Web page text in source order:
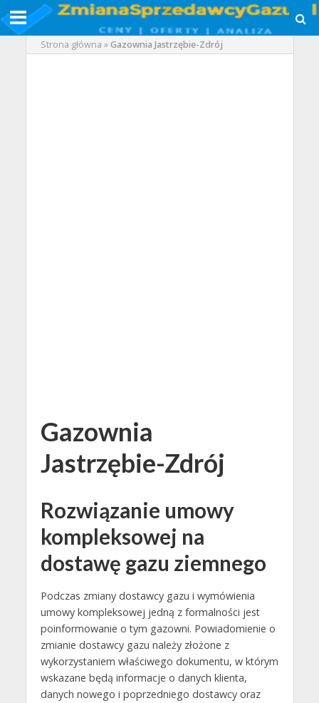
Strona główna »Gazownia Jastrzębie-Zdrój
Gazownia
Jastrzębie-Zdrój
Rozwiązanie umowy
kompleksowej na
dostawę gazu ziemnego
Podczas zmiany dostawcy gazu i wymówienia
umowy kompleksowej jedną z formalności jest
poinformowanie o tym gazowni. Powiadomienie o
zmianie dostawcy gazu należy złożone z
wykorzystaniem właściwego dokumentu, w którym
wskazane będą informacje o danych klienta,
danych nowego i poprzedniego dostawcy oraz